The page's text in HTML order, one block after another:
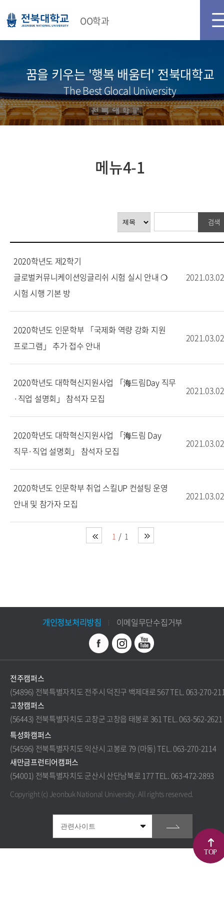
OO학과
꿈을 키우는 '행복 배움터' 전북대학교
The Best Glocal University
메뉴4-1
2020학년도 제2학기
글로벌커뮤니케이션잉글리쉬 시험 실시 안내 ❍
시험 시행 기본 방
2021.03.02
2020학년도 인문학부 「국제화 역량 강화 지원
프로그램」 추가 접수 안내
2021.03.02
2020학년도 대학혁신지원사업 「海드림Day 직무
·직업 설명회」 참석자 모집
2021.03.02
2020학년도 대학혁신지원사업 「海드림 Day
직무·직업 설명회」 참석자 모집
2021.03.02
2020학년도 인문학부 취업 스킬UP 컨설팅 운영
안내 및 참가자 모집
2021.03.02
1 1
개인정보처리방침 이메일무단수집거부
전주캠퍼스
(54896) 전북특별자치도 전주시 덕진구 백제대로 567 TEL. 063-270-
고창캠퍼스
(56443) 전북특별자치도 고창군 고창읍 태봉로 361 TEL. 063-562-2621
특성화캠퍼스
(54596) 전북특별자치도 익산시 고봉로 79 (마동) TEL. 063-270-2114
새만금프런티어캠퍼스
(54001) 전북특별자치도 군산시 산단남북로 177 TEL. 063-472-2893
Copyright (c) Jeonbuk National University.All rights reserved.
TOP